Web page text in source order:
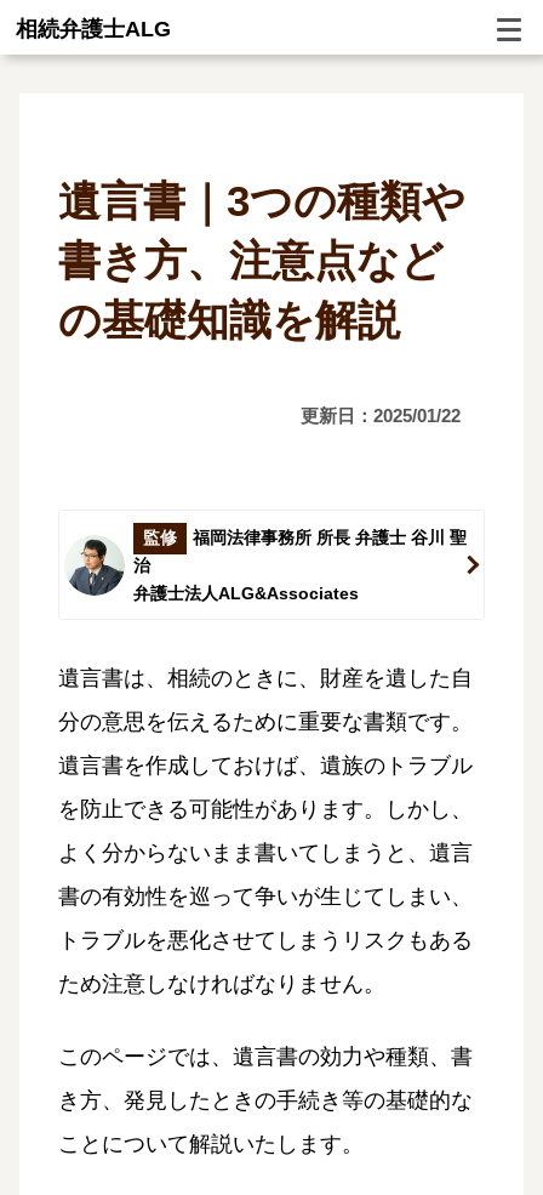
相続弁護士ALG
遺言書｜3つの種類や
書き方、注意点など
の基礎知識を解説
更新日：2025/01/22
監修
福岡法律事務所 所長 弁護士 谷川 聖
治
弁護士法人ALG&Associates
遺言書は、相続のときに、財産を遺した自
分の意思を伝えるために重要な書類です。
遺言書を作成しておけば、遺族のトラブル
を防止できる可能性があります。しかし、
よく分からないまま書いてしまうと、遺言
書の有効性を巡って争いが生じてしまい、
トラブルを悪化させてしまうリスクもある
ため注意しなければなりません。
このページでは、遺言書の効力や種類、書
き方、発見したときの手続き等の基礎的な
ことについて解説いたします。